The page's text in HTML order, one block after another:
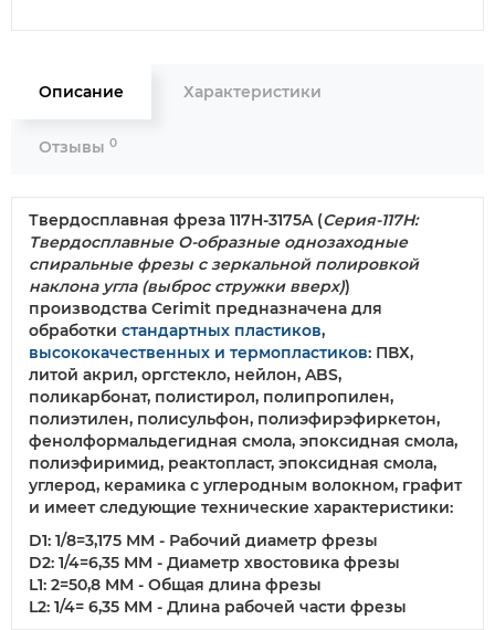
Описание Характеристики
Отзывы 0
Твердосплавная фреза 117H-3175A (Серия-117H:
Твердосплавные О-образные однозаходные
спиральные фрезы c зеркальной полировкой
наклона угла (выброс стружки вверх))
производства Cerimit предназначена для
обработки стандартных пластиков,
высококачественных и термопластиков: ПВХ,
литой акрил, оргстекло, нейлон, ABS,
поликарбонат, полистирол, полипропилен,
полиэтилен, полисульфон, полиэфирэфиркетон,
фенолформальдегидная смола, эпоксидная смола,
полиэфиримид, реактопласт, эпоксидная смола,
углерод, керамика с углеродным волокном, графит
и имеет следующие технические характеристики:
D1: 1/8=3,175 MM - Рабочий диаметр фрезы
D2: 1/4=6,35 MM - Диаметр хвостовика фрезы
L1: 2=50,8 MM - Общая длина фрезы
L2: 1/4= 6,35 MM - Длина рабочей части фрезы